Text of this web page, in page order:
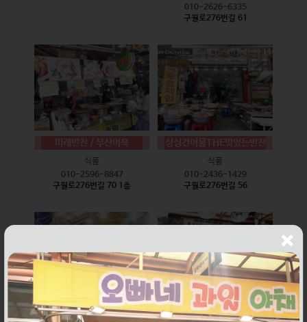
010-2626-6335
구월로276번길 61
미래반찬 / 부산어묵
식품
010-2596-8847
구월로276번길 70 1층
싱싱건어물THE맛있는반찬
식품
010-2436-1429
구월로276번길 56
웰빙즉석손두부 윤하네건어물